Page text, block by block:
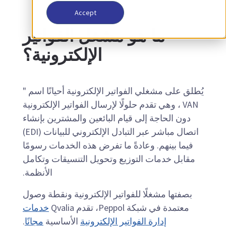
Accept
ما هو مشغل الفواتير
الإلكترونية؟
يُطلق على مشغلي الفواتير الإلكترونية أحيانًا اسم "
VAN ، وهي تقدم حلولًا لإرسال الفواتير الإلكترونية
دون الحاجة إلى قيام البائعين والمشترين بإنشاء
اتصال مباشر عبر التبادل الإلكتروني للبيانات (EDI)
فيما بينهم. وعادةً ما تفرض هذه الخدمات رسومًا
مقابل خدمات التوزيع وتحويل التنسيقات وتكامل
الأنظمة.
بصفتها مشغلًا للفواتير الإلكترونية ونقطة وصول
معتمدة في شبكة Peppol، تقدم Qvalia
خدمات
إدارة الفواتير الإلكترونية الأساسية مجانًا.